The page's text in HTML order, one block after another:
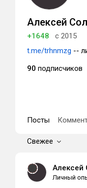
Алексей
+1648
с 2015
t.me/trhnmzg --
90 подписчиков
Посты
Свежее
Алексей
Личный